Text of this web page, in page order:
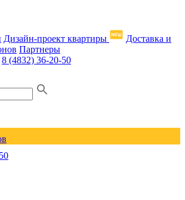
Дизайн-проект квартиры
Доставка и
Партнеры
8 (4832) 36-20-50